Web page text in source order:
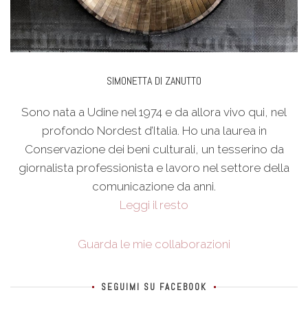
SIMONETTA DI ZANUTTO
Sono nata a Udine nel 1974 e da allora vivo qui, nel
profondo Nordest d’Italia. Ho una laurea in
Conservazione dei beni culturali, un tesserino da
giornalista professionista e lavoro nel settore della
comunicazione da anni.
Leggi il resto
Guarda le mie collaborazioni
SEGUIMI SU FACEBOOK